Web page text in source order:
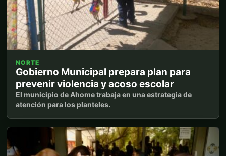
NORTE
Gobierno Municipal prepara plan para
prevenir violencia y acoso escolar
El municipio de Ahome trabaja en una estrategia de
atención para los planteles.